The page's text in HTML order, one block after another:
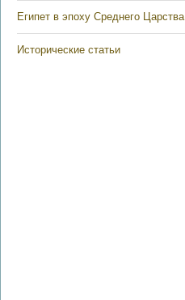
Египет в эпоху Среднего Царства
Исторические статьи